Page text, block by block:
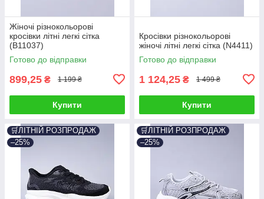
Жіночі різнокольорові
кросівки літні легкі сітка
(B11037)
Готово до відправки
899,25 ₴ 1 199 ₴
Купити
Кросівки різнокольорові
жіночі літні легкі сітка (N4411)
Готово до відправки
1 124,25 ₴ 1 499 ₴
Купити
🛒ЛІТНІЙ РОЗПРОДАЖ
–25%
🛒ЛІТНІЙ РОЗПРОДАЖ
–25%